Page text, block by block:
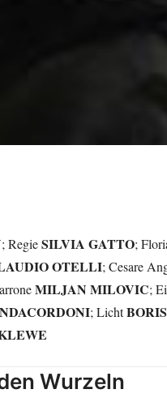
; RegieSILVIA GATTO;
OTELLI; Cesare
MILJAN MILOVIC;
; Licht
Wurzeln